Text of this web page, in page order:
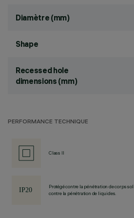
Diamètre (mm)
Shape
Recessed hole
dimensions (mm)
PERFORMANCE TECHNIQUE
Class II
Protégé contre la pénétration de corps
contre la pénétration de liquides.